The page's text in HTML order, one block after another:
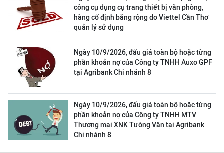
công cụ dụng cụ trang thiết bị văn phòng,
hàng cố định băng rộng do Viettel Cần Thơ
quản lý sử dụng
Ngày 10/9/2026, đấu giá toàn bộ hoặc từng
phần khoản nợ của Công ty TNHH Auxo GPF
tại Agribank Chi nhánh 8
Ngày 10/9/2026, đấu giá toàn bộ hoặc từng
phần khoản nợ của Công ty TNHH MTV
Thương mại XNK Tường Vân tại Agribank
Chi nhánh 8